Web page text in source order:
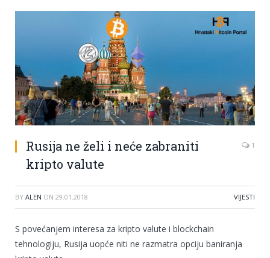
Rusija ne želi i neće zabraniti
kripto valute
1
BY ALEN ON 29.01.2018 VIJESTI
S povećanjem interesa za kripto valute i blockchain
tehnologiju, Rusija uopće niti ne razmatra opciju baniranja